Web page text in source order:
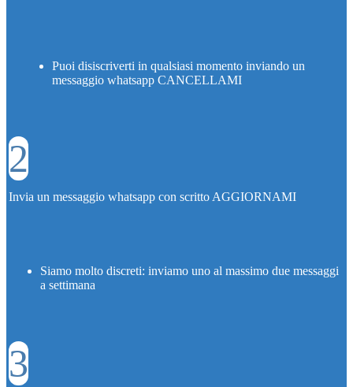
Puoi disiscriverti in qualsiasi momento inviando un
messaggio whatsapp CANCELLAMI
2
Invia un messaggio whatsapp con scritto AGGIORNAMI
Siamo molto discreti: inviamo uno al massimo due messaggi
a settimana
3